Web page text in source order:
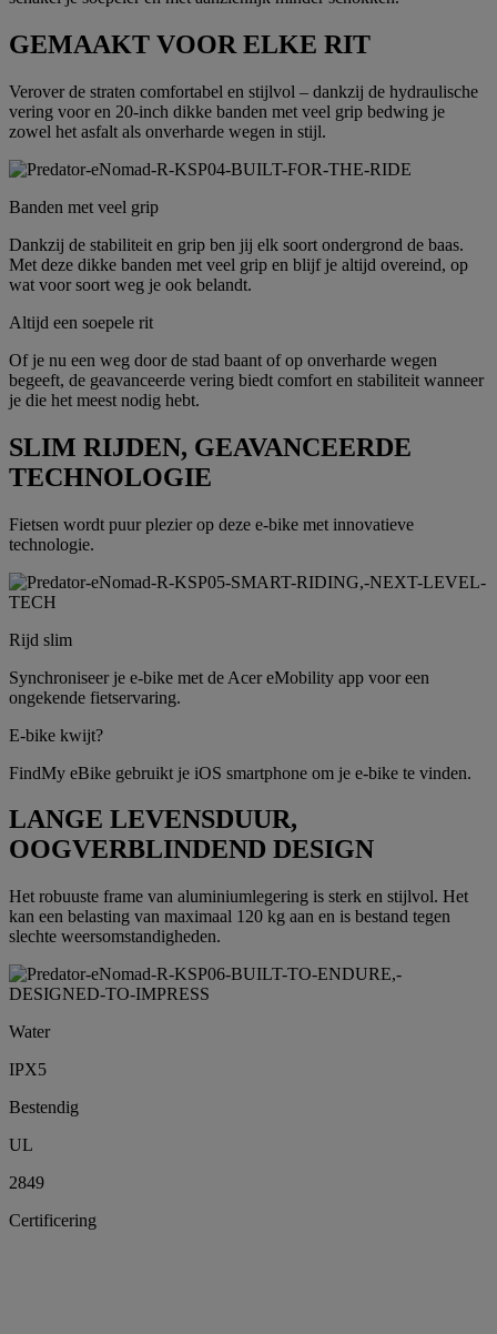
GEMAAKT VOOR ELKE RIT
Verover de straten comfortabel en stijlvol – dankzij de hydraulische
vering voor en 20-inch dikke banden met veel grip bedwing je
zowel het asfalt als onverharde wegen in stijl.
Banden met veel grip
Dankzij de stabiliteit en grip ben jij elk soort ondergrond de baas.
Met deze dikke banden met veel grip en blijf je altijd overeind, op
wat voor soort weg je ook belandt.
Altijd een soepele rit
Of je nu een weg door de stad baant of op onverharde wegen
begeeft, de geavanceerde vering biedt comfort en stabiliteit wanneer
je die het meest nodig hebt.
SLIM RIJDEN, GEAVANCEERDE
TECHNOLOGIE
Fietsen wordt puur plezier op deze e-bike met innovatieve
technologie.
Rijd slim
Synchroniseer je e-bike met de Acer eMobility app voor een
ongekende fietservaring.
E-bike kwijt?
FindMy eBike gebruikt je iOS smartphone om je e-bike te vinden.
LANGE LEVENSDUUR,
OOGVERBLINDEND DESIGN
Het robuuste frame van aluminiumlegering is sterk en stijlvol. Het
kan een belasting van maximaal 120 kg aan en is bestand tegen
slechte weersomstandigheden.
Water
IPX5
Bestendig
UL
2849
Certificering